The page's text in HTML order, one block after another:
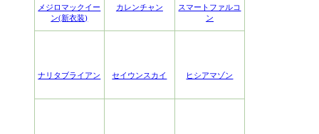
メジロマックイー
ン(新衣装)
カレンチャン
スマートファルコ
ン
ナリタブライアン セイウンスカイ ヒシアマゾン